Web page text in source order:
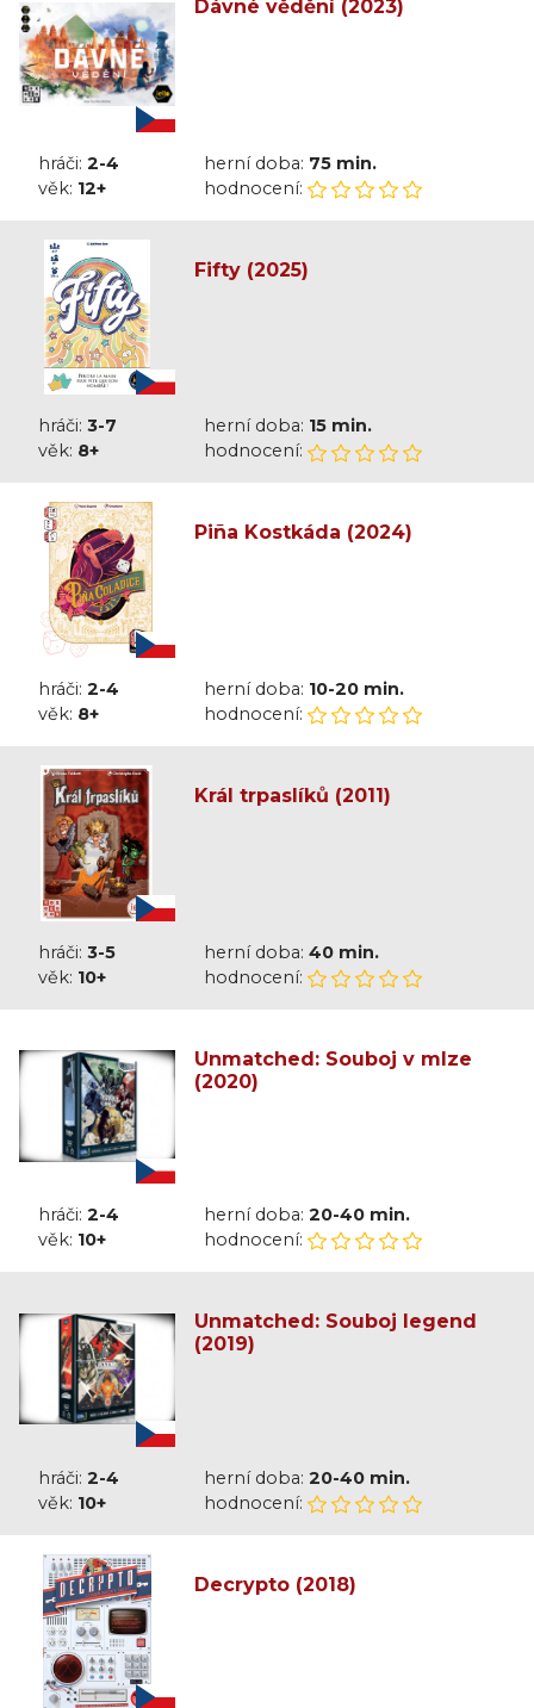
Dávné vědění (2023)
hráči: 2-4 herní doba: 75 min.
věk: 12+ hodnocení:
Fifty (2025)
hráči: 3-7 herní doba: 15 min.
věk: 8+ hodnocení:
Piña Kostkáda (2024)
hráči: 2-4 herní doba: 10-20 min.
věk: 8+ hodnocení:
Král trpaslíků (2011)
hráči: 3-5 herní doba: 40 min.
věk: 10+ hodnocení:
Unmatched: Souboj v mlze
(2020)
hráči: 2-4 herní doba: 20-40 min.
věk: 10+ hodnocení:
Unmatched: Souboj legend
(2019)
hráči: 2-4 herní doba: 20-40 min.
věk: 10+ hodnocení:
Decrypto (2018)